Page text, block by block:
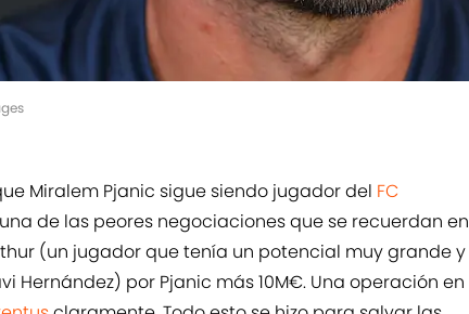
Miralem Pjanic sigue siendo jugador del FC
de las peores negociaciones que se recuerdan en
(un jugador que tenía un potencial muy grande y
Hernández) por Pjanic más 10M€. Una operación en